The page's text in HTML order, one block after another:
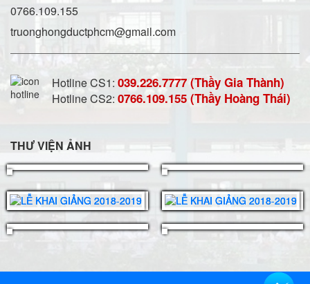
0766.109.155
truonghongductphcm@gmail.com
Hotline CS1: 039.226.7777 (Thầy Gia Thành)
Hotline CS2: 0766.109.155 (Thầy Hoàng Thái)
THƯ VIỆN ẢNH